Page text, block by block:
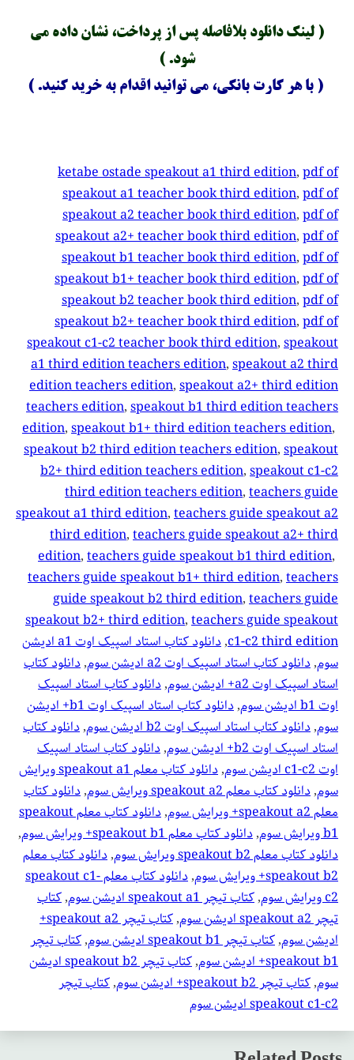
( لینک دانلود بلافاصله پس از پرداخت، نشان داده می
شود. )
( با هر کارت بانکی، می توانید اقدام به خرید کنید. )
ketabe ostade speakout a1 third edition, pdf of
speakout a1 teacher book third edition, pdf of
speakout a2 teacher book third edition, pdf of
speakout a2+ teacher book third edition, pdf of
speakout b1 teacher book third edition, pdf of
speakout b1+ teacher book third edition, pdf of
speakout b2 teacher book third edition, pdf of
speakout b2+ teacher book third edition, pdf of
speakout c1-c2 teacher book third edition, speakout
a1 third edition teachers edition, speakout a2 third
edition teachers edition, speakout a2+ third edition
teachers edition, speakout b1 third edition teachers
edition, speakout b1+ third edition teachers edition
speakout b2 third edition teachers edition, speakout
b2+ third edition teachers edition, speakout c1-c2
third edition teachers edition, teachers guide
speakout a1 third edition, teachers guide speakout a2
third edition, teachers guide speakout a2+ third
edition, teachers guide speakout b1 third edition
teachers guide speakout b1+ third edition, teachers
guide speakout b2 third edition, teachers guide
speakout b2+ third edition, teachers guide speakout
c1-c2 third edition
,
دانلود کتاب استاد اسپیک اوت a1 ادیشن
سوم, دانلود کتاب استاد اسپیک اوت a2 ادیشن سوم , دانلود کتاب
استاد اسپیک اوت a2+ ادیشن سوم
, دانلود کتاب استاد اسپیک
اوت b1 ادیشن سوم
,
دانلود کتاب استاد اسپیک اوت b1+ ادیشن
سوم, دانلود کتاب استاد اسپیک اوت b2 ادیشن سوم , دانلود کتاب
استاد اسپیک اوت b2+ ادیشن سوم
, دانلود کتاب استاد اسپیک
اوت c1-c2 ادیشن سوم
,
دانلود کتاب معلم speakout a1 ویرایش
سوم, دانلود کتاب معلم speakout a2 ویرایش سوم , دانلود کتاب
معلم speakout a2+ ویرایش سوم
,
دانلود کتاب معلم speakout
b1 ویرایش سوم
, دانلود کتاب معلم speakout b1+ ویرایش سوم
,
دانلود کتاب معلم speakout b2 ویرایش سوم
, دانلود کتاب معلم
speakout b2+ ویرایش سوم
,
دانلود کتاب معلم speakout c1-
c2 ویرایش سوم
, کتاب تیچر speakout a1 ادیشن سوم , کتاب
تیچر speakout a2 ادیشن سوم
,
کتاب تیچر speakout a2+
ادیشن سوم, کتاب تیچر speakout b1 ادیشن سوم , کتاب تیچر
speakout b1+ ادیشن سوم
,
کتاب تیچر speakout b2 ادیشن
سوم, کتاب تیچر speakout b2+ ادیشن سوم , کتاب تیچر
speakout c1-c2 ادیشن سوم